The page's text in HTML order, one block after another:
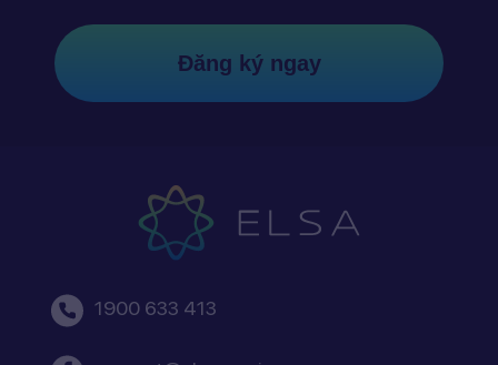
Đăng ký ngay
1900 633 413